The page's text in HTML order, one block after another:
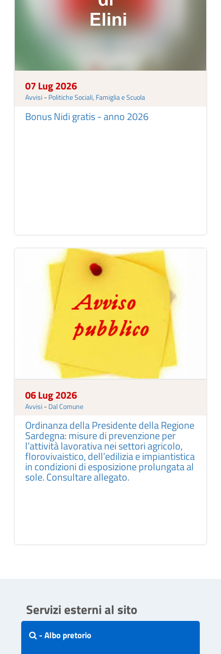
07 Lug 2026
Avvisi - Politiche Sociali, Famiglia e Scuola
Bonus Nidi gratis - anno 2026
06 Lug 2026
Avvisi - Dal Comune
Ordinanza della Presidente della Regione
Sardegna: misure di prevenzione per
l’attività lavorativa nei settori agricolo,
florovivaistico, dell’edilizia e impiantistica
in condizioni di esposizione prolungata al
sole. Consultare allegato.
Servizi esterni al sito
- Albo pretorio